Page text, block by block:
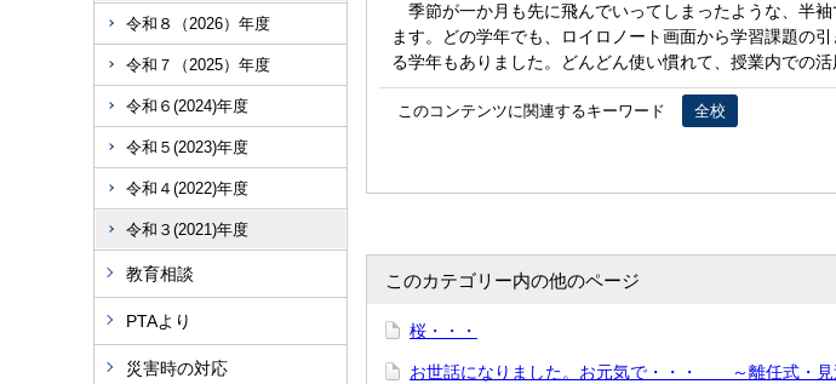
令和８（2026）年度
令和７（2025）年度
令和６(2024)年度
令和５(2023)年度
令和４(2022)年度
令和３(2021)年度
教育相談
PTAより
災害時の対応
季節が一か月も先に飛んでいってしまったような、半
ます。どの学年でも、ロイロノート画面から学習課題の
る学年もありました。どんどん使い慣れて、授業内での
このコンテンツに関連するキーワード 全校
このカテゴリー内の他のページ
桜・・・
お世話になりました。お元気で・・・ ～離任式・見